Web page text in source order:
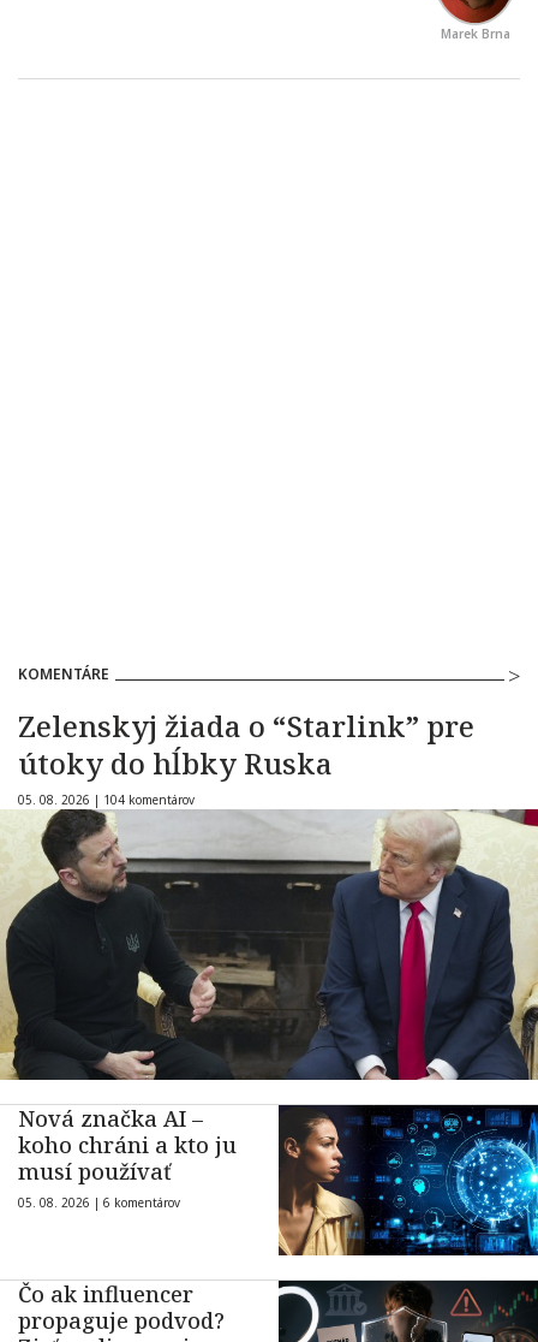
Marek Brna
KOMENTÁRE
Zelenskyj žiada o “Starlink” pre
útoky do hĺbky Ruska
05. 08. 2026 | 104 komentárov
Nová značka AI –
koho chráni a kto ju
musí používať
05. 08. 2026 | 6 komentárov
Čo ak influencer
propaguje podvod?